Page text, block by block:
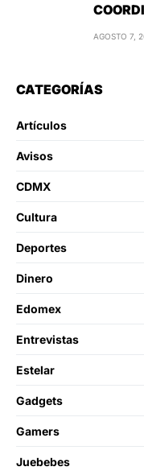
AGOSTO 7,
CATEGORÍAS
Artículos
Avisos
CDMX
Cultura
Deportes
Dinero
Edomex
Entrevistas
Estelar
Gadgets
Gamers
Juebebes